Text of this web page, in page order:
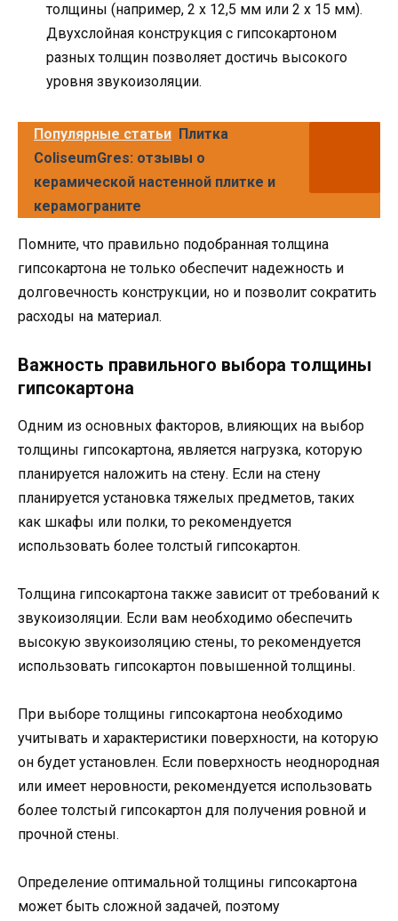
толщины (например, 2 x 12,5 мм или 2 x 15 мм).
Двухслойная конструкция с гипсокартоном
разных толщин позволяет достичь высокого
уровня звукоизоляции.
Популярные статьи Плитка
ColiseumGres: отзывы о
керамической настенной плитке и
керамограните
Помните, что правильно подобранная толщина
гипсокартона не только обеспечит надежность и
долговечность конструкции, но и позволит сократить
расходы на материал.
Важность правильного выбора толщины
гипсокартона
Одним из основных факторов, влияющих на выбор
толщины гипсокартона, является нагрузка, которую
планируется наложить на стену. Если на стену
планируется установка тяжелых предметов, таких
как шкафы или полки, то рекомендуется
использовать более толстый гипсокартон.
Толщина гипсокартона также зависит от требований к
звукоизоляции. Если вам необходимо обеспечить
высокую звукоизоляцию стены, то рекомендуется
использовать гипсокартон повышенной толщины.
При выборе толщины гипсокартона необходимо
учитывать и характеристики поверхности, на которую
он будет установлен. Если поверхность неоднородная
или имеет неровности, рекомендуется использовать
более толстый гипсокартон для получения ровной и
прочной стены.
Определение оптимальной толщины гипсокартона
может быть сложной задачей, поэтому